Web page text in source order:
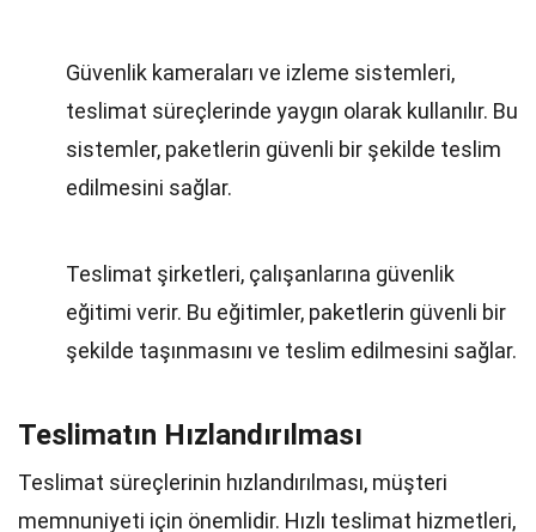
Güvenlik kameraları ve izleme sistemleri,
teslimat süreçlerinde yaygın olarak kullanılır. Bu
sistemler, paketlerin güvenli bir şekilde teslim
edilmesini sağlar.
Teslimat şirketleri, çalışanlarına güvenlik
eğitimi verir. Bu eğitimler, paketlerin güvenli bir
şekilde taşınmasını ve teslim edilmesini sağlar.
Teslimatın Hızlandırılması
Teslimat süreçlerinin hızlandırılması, müşteri
memnuniyeti için önemlidir. Hızlı teslimat hizmetleri,